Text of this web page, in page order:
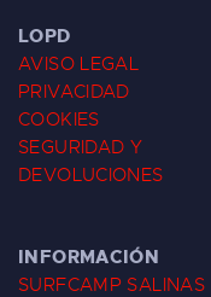
LOPD
AVISO LEGAL
PRIVACIDAD
COOKIES
SEGURIDAD Y
DEVOLUCIONES
INFORMACIÓN
SURFCAMP SALINAS